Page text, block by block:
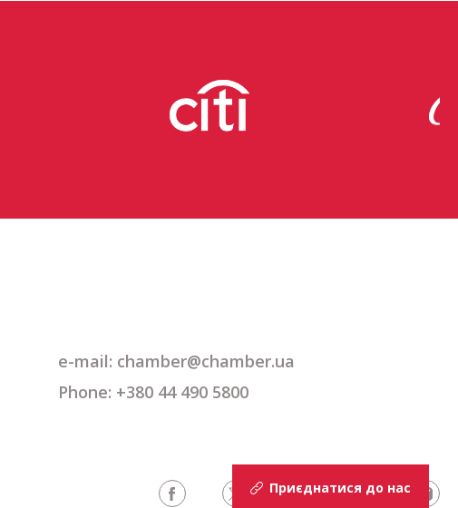
e-mail: chamber@chamber.ua
Phone: +380 44 490 5800
Приєднатися до нас